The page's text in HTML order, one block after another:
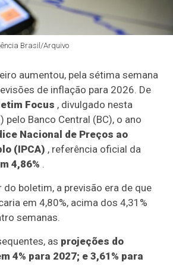
Brasil/Arquivo
aumentou, pela sétima semana
de inflação para 2026. De
Focus , divulgado nesta
Banco Central (BC), o ano
Nacional de Preços ao
(IPCA) , referência oficial da
4,86% .
do boletim, a previsão era de que
em 4,80%, acima dos 4,31%
semanas.
as projeções do
4% para 2027; e 3,61% para